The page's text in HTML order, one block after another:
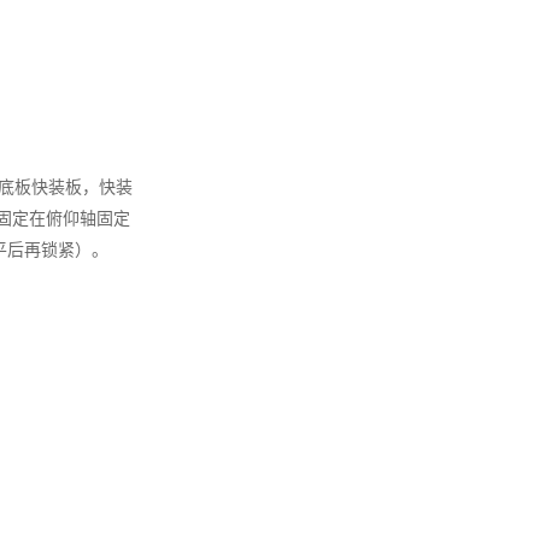
板快装板，快装
定在俯仰轴固定
再锁紧）。